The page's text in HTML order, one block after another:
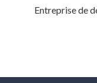
Entreprise de